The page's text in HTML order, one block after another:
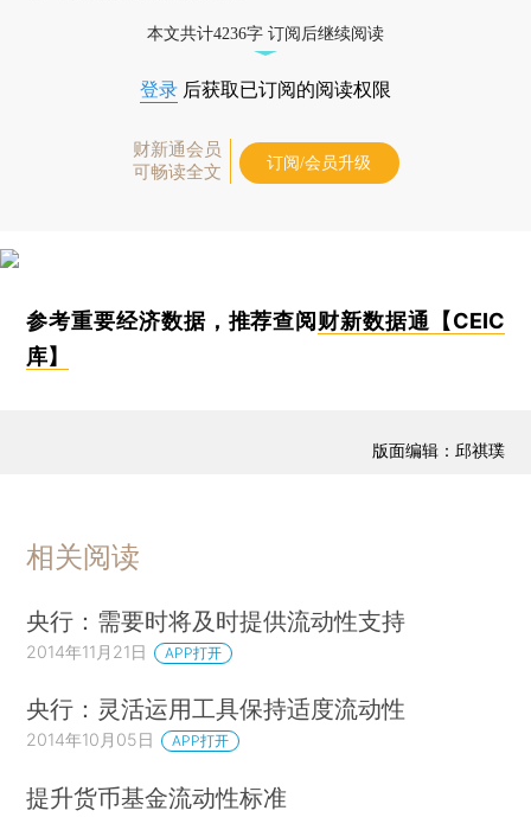
本文共计4236字 订阅后继续阅读
登录 后获取已订阅的阅读权限
财新通会员
可畅读全文
订阅/会员升级
参考重要经济数据，推荐查阅 财新数据通【CEIC
库】
版面编辑：邱祺璞
相关阅读
央行：需要时将及时提供流动性支持
2014年11月21日 APP打开
央行：灵活运用工具保持适度流动性
2014年10月05日 APP打开
提升货币基金流动性标准